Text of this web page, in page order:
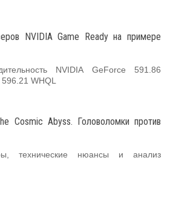
NVIDIA Game Ready на примере
NVIDIA GeForce 591.86
WHQL
Cosmic Abyss. Головоломки против
технические нюансы и анализ